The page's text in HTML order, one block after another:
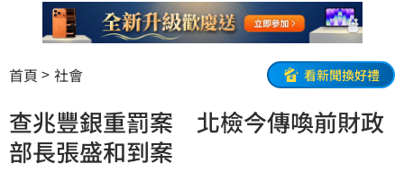
首頁 社會 看新聞換好禮
查兆豐銀重罰案 北檢今傳喚前財政
部長張盛和到案